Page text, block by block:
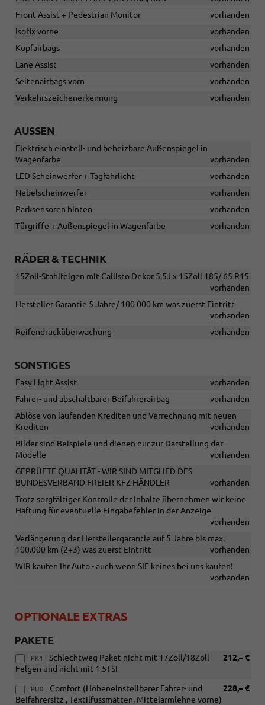
Front Assist + Pedestrian Monitor
vorhanden
Isofix vorne
vorhanden
Kopfairbags
vorhanden
Lane Assist
vorhanden
Seitenairbags vorn
vorhanden
Verkehrszeichenerkennung
vorhanden
AUSSEN
Elektrisch einstell- und beheizbare Außenspiegel in
Wagenfarbe
vorhanden
LED Scheinwerfer + Tagfahrlicht
vorhanden
Nebelscheinwerfer
vorhanden
Parksensoren hinten
vorhanden
Türgriffe + Außenspiegel in Wagenfarbe
vorhanden
RÄDER & TECHNIK
15Zoll-Stahlfelgen mit Callisto Dekor 5,5J x 15Zoll 185/ 65 R15
vorhanden
Hersteller Garantie 5 Jahre/ 100 000 km was zuerst Eintritt
vorhanden
Reifendrucküberwachung
vorhanden
SONSTIGES
Easy Light Assist
vorhanden
Fahrer- und abschaltbarer Beifahrerairbag
vorhanden
Ablöse von laufenden Krediten und Verrechnung mit neuen
Krediten
vorhanden
Bilder sind Beispiele und dienen nur zur Darstellung der
Modelle
vorhanden
GEPRÜFTE QUALITÄT - WIR SIND MITGLIED DES
BUNDESVERBAND FREIER KFZ-HÄNDLER
vorhanden
Trotz sorgfältiger Kontrolle der Inhalte übernehmen wir keine
Haftung für eventuelle Eingabefehler in der Anzeige
vorhanden
Verlängerung der Herstellergarantie auf 5 Jahre bis max.
100.000 km (2+3) was zuerst Eintritt
vorhanden
WIR kaufen Ihr Auto - auch wenn SIE keines bei uns kaufen!
vorhanden
OPTIONALE EXTRAS
PAKETE
PK4 212,– €
Schlechtweg Paket nicht mit 17Zoll/18Zoll
Felgen und nicht mit 1.5TSI
PU0 228,– €
Comfort (Höheneinstellbarer Fahrer- und
Beifahrersitz , Textilfussmatten, Mittelarmlehne vorne)